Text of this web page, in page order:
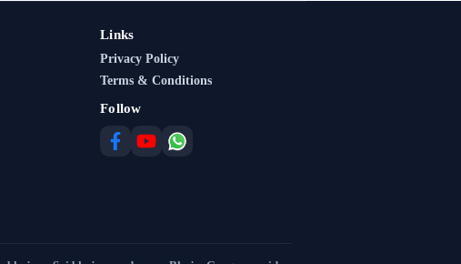
Links
Privacy Policy
Terms & Conditions
Follow